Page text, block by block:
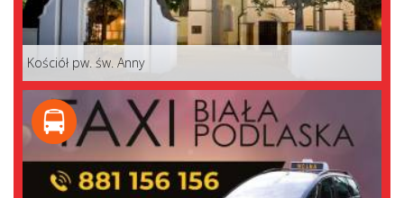
Kościół pw. św. Anny